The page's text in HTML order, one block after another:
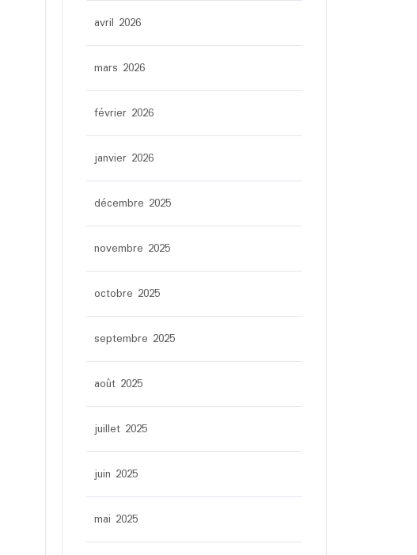
avril 2026
mars 2026
février 2026
janvier 2026
décembre 2025
novembre 2025
octobre 2025
septembre 2025
août 2025
juillet 2025
juin 2025
mai 2025